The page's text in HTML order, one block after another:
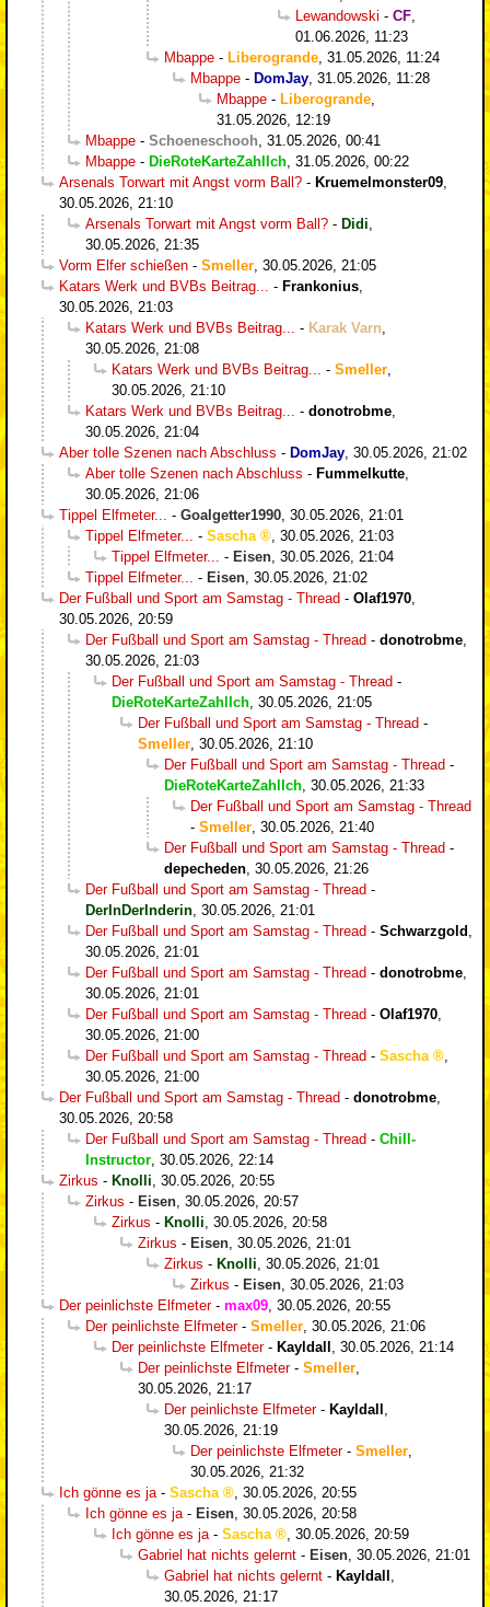
Lewandowski - CF
01.06.2026, 11:23
Mbappe - Liberogrande 31.05.2026, 11:24
Mbappe - DomJay 31.05.2026, 11:28
Mbappe - Liberogrande
31.05.2026, 12:19
Mbappe - Schoeneschooh 31.05.2026, 00:41
Mbappe - DieRoteKarteZahlIch 31.05.2026, 00:22
Arsenals Torwart mit Angst vorm Ball? - Kruemelmonster09
30.05.2026, 21:10
Arsenals Torwart mit Angst vorm Ball? - Didi
30.05.2026, 21:35
Vorm Elfer schießen - Smeller 30.05.2026, 21:05
Katars Werk und BVBs Beitrag...
- Frankonius
30.05.2026, 21:03
Katars Werk und BVBs Beitrag...
- Karak Varn
30.05.2026, 21:08
Katars Werk und BVBs Beitrag...
- Smeller
30.05.2026, 21:10
Katars Werk und BVBs Beitrag...
- donotrobme
30.05.2026, 21:04
Aber tolle Szenen nach Abschluss - DomJay 30.05.2026, 21:02
Aber tolle Szenen nach Abschluss - Fummelkutte
30.05.2026, 21:06
Tippel Elfmeter...
- Goalgetter1990 30.05.2026, 21:01
Tippel Elfmeter...
- Sascha
30.05.2026, 21:03
Tippel Elfmeter...
- Eisen 30.05.2026, 21:04
Tippel Elfmeter...
- Eisen 30.05.2026, 21:02
Der Fußball und Sport am Samstag - Thread - Olaf1970
30.05.2026, 20:59
Der Fußball und Sport am Samstag - Thread - donotrobme
30.05.2026, 21:03
Der Fußball und Sport am Samstag - Thread -
DieRoteKarteZahlIch 30.05.2026, 21:05
Der Fußball und Sport am Samstag - Thread -
Smeller 30.05.2026, 21:10
Der Fußball und Sport am Samstag - Thread -
DieRoteKarteZahlIch 30.05.2026, 21:33
Der Fußball und Sport am Samstag - Thread
- Smeller 30.05.2026, 21:40
Der Fußball und Sport am Samstag - Thread -
depecheden 30.05.2026, 21:26
Der Fußball und Sport am Samstag - Thread -
DerInDerInderin 30.05.2026, 21:01
Der Fußball und Sport am Samstag - Thread - Schwarzgold
30.05.2026, 21:01
Der Fußball und Sport am Samstag - Thread - donotrobme
30.05.2026, 21:01
Der Fußball und Sport am Samstag - Thread - Olaf1970
30.05.2026, 21:00
Der Fußball und Sport am Samstag - Thread - Sascha
30.05.2026, 21:00
Der Fußball und Sport am Samstag - Thread - donotrobme
30.05.2026, 20:58
Der Fußball und Sport am Samstag - Thread - Chill-
Instructor 30.05.2026, 22:14
Zirkus - Knolli 30.05.2026, 20:55
Zirkus - Eisen 30.05.2026, 20:57
Zirkus - Knolli 30.05.2026, 20:58
Zirkus - Eisen 30.05.2026, 21:01
Zirkus - Knolli 30.05.2026, 21:01
Zirkus - Eisen 30.05.2026, 21:03
Der peinlichste Elfmeter- max09 30.05.2026, 20:55
Der peinlichste Elfmeter- Smeller 30.05.2026, 21:06
Der peinlichste Elfmeter- Kayldall
30.05.2026, 21:14
Der peinlichste Elfmeter- Smeller
30.05.2026, 21:17
Der peinlichste Elfmeter- Kayldall
30.05.2026, 21:19
Der peinlichste Elfmeter- Smeller
30.05.2026, 21:32
Ich gönne es ja - Sascha
30.05.2026, 20:55
Ich gönne es ja - Eisen 30.05.2026, 20:58
Ich gönne es ja - Sascha
30.05.2026, 20:59
Gabriel hat nichts gelernt - Eisen 30.05.2026, 21:01
Gabriel hat nichts gelernt - Kayldall
30.05.2026, 21:17